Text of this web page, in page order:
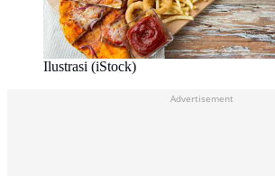
Ilustrasi (iStock)
Advertisement